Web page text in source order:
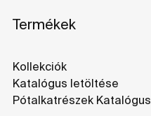
Termékek
Kollekciók
Katalógus letöltése
Pótalkatrészek Katalógus